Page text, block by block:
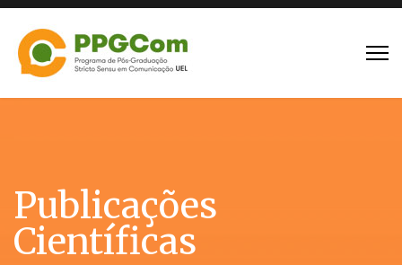
Publicações
Científicas